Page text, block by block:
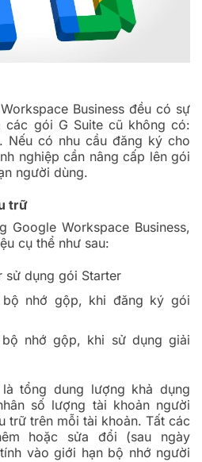
Business đều có sự
các gói G Suite cũ không có:
Nếu có nhu cầu đăng ký cho
nghiệp cần nâng cấp lên gói
người dùng.
trữ
Workspace Business,
cụ thể như sau:
sử dụng gói Starter
bộ nhớ gộp, khi đăng ký gói
nhớ gộp, khi sử dụng giải
tổng dung lượng khả dụng
số lượng tài khoản người
trữ trên mỗi tài khoản. Tất các
hoặc sửa đổi (sau ngày
vào giới hạn bộ nhớ người